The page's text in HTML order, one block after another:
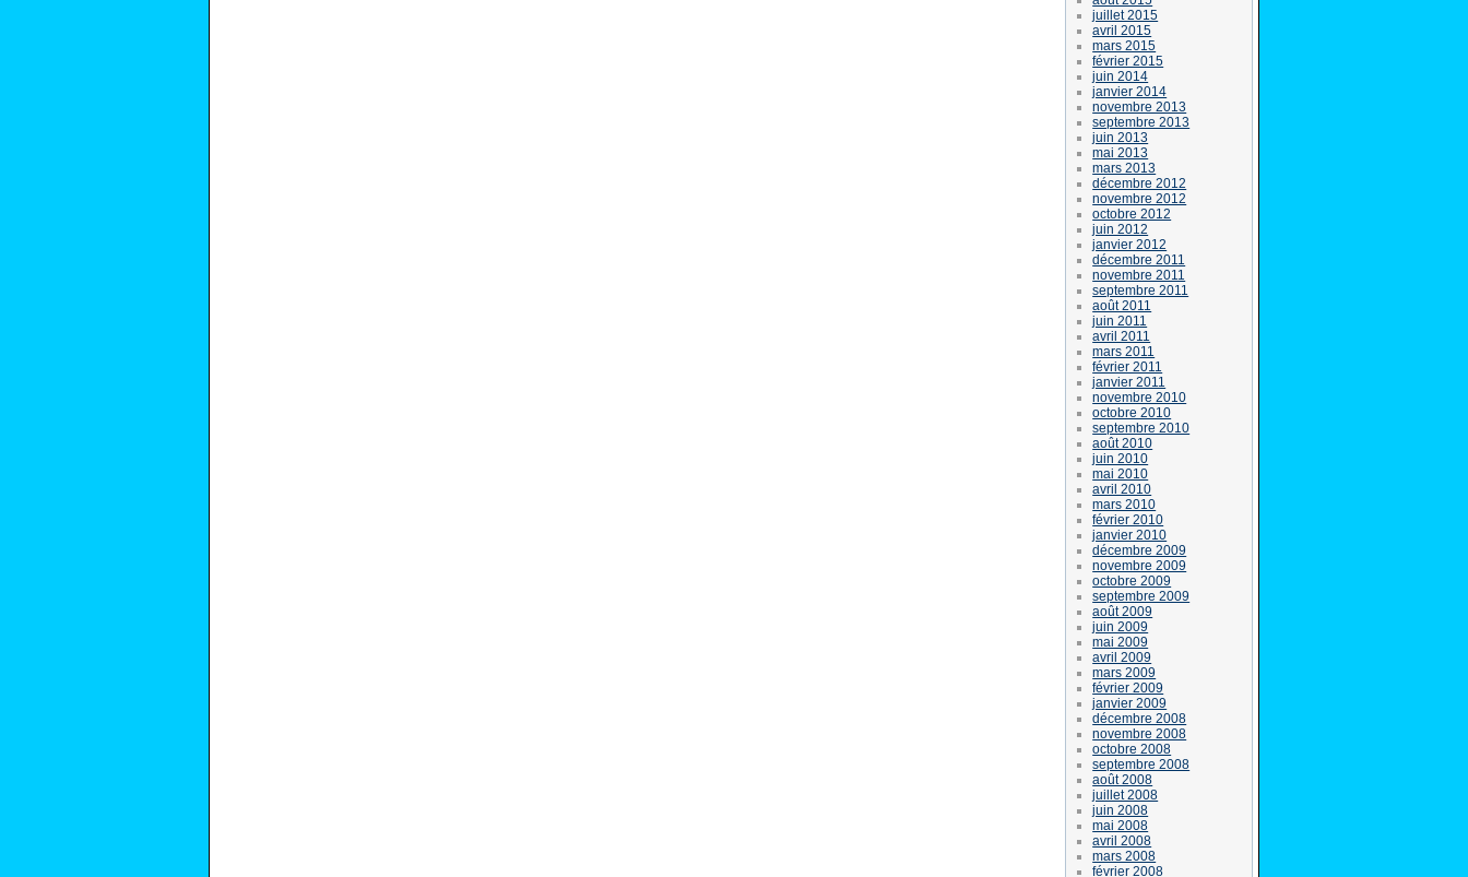
juillet 2015
avril 2015
mars 2015
février 2015
juin 2014
janvier 2014
novembre 2013
septembre 2013
juin 2013
mai 2013
mars 2013
décembre 2012
novembre 2012
octobre 2012
juin 2012
janvier 2012
décembre 2011
novembre 2011
septembre 2011
août 2011
juin 2011
avril 2011
mars 2011
février 2011
janvier 2011
novembre 2010
octobre 2010
septembre 2010
août 2010
juin 2010
mai 2010
avril 2010
mars 2010
février 2010
janvier 2010
décembre 2009
novembre 2009
octobre 2009
septembre 2009
août 2009
juin 2009
mai 2009
avril 2009
mars 2009
février 2009
janvier 2009
décembre 2008
novembre 2008
octobre 2008
septembre 2008
août 2008
juillet 2008
juin 2008
mai 2008
avril 2008
mars 2008
février 2008